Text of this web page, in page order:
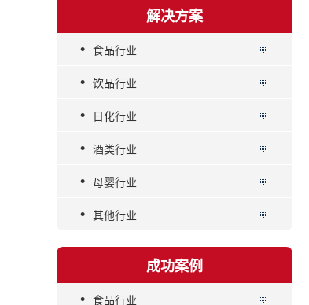
解决方案
• 食品行业
• 饮品行业
• 日化行业
• 酒类行业
• 母婴行业
• 其他行业
成功案例
• 食品行业